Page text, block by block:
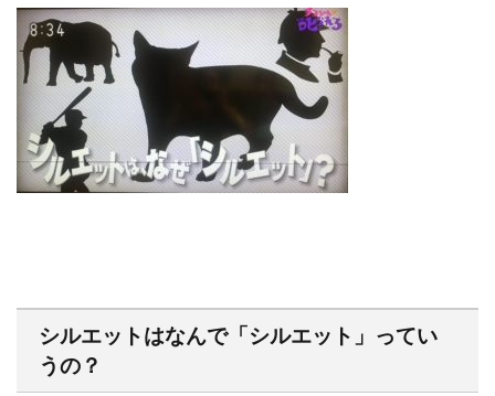
シルエットはなんで「シルエット」ってい
うの？